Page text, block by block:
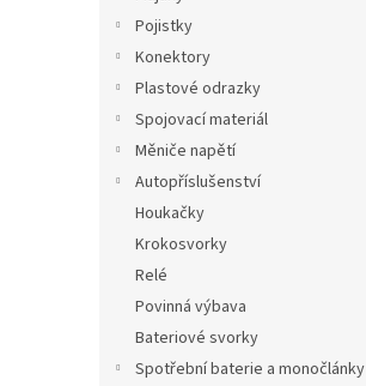
Pojistky
Konektory
Plastové odrazky
Spojovací materiál
Měniče napětí
Autopříslušenství
Houkačky
Krokosvorky
Relé
Povinná výbava
Bateriové svorky
Spotřební baterie a monočlánky